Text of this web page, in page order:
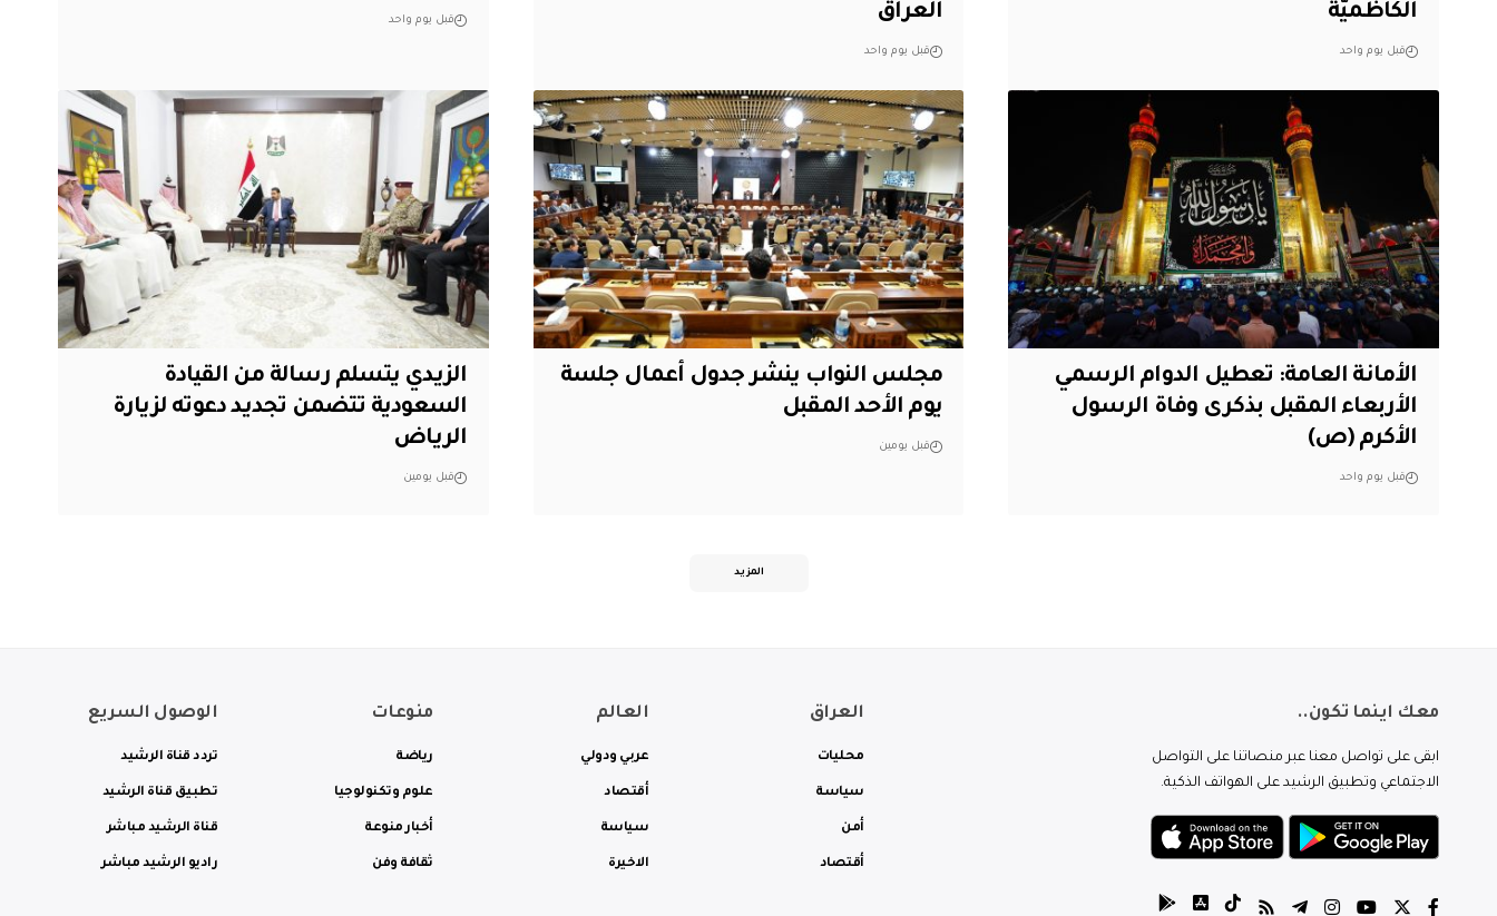
الكاظميَّة
قبل يوم واحد
العراق
قبل يوم واحد
قبل يوم واحد
الأمانة العامة: تعطيل الدوام الرسمي
الأربعاء المقبل بذكرى وفاة الرسول
الأكرم (ص)
قبل يوم واحد
مجلس النواب ينشر جدول أعمال جلسة
يوم الأحد المقبل
قبل يومين
الزيدي يتسلم رسالة من القيادة
السعودية تتضمن تجديد دعوته لزيارة
الرياض
قبل يومين
المزيد
معك اينما تكون..
ابقى على تواصل معنا عبر منصاتنا على التواصل
الاجتماعي وتطبيق الرشيد على الهواتف الذكية.
العراق
محليات
سياسة
أمن
أقتصاد
العالم
عربي ودولي
أقتصاد
سياسة
الاخيرة
منوعات
رياضة
علوم وتكنولوجيا
أخبار منوعة
ثقافة وفن
الوصول السريع
تردد قناة الرشيد
تطبيق قناة الرشيد
قناة الرشيد مباشر
راديو الرشيد مباشر